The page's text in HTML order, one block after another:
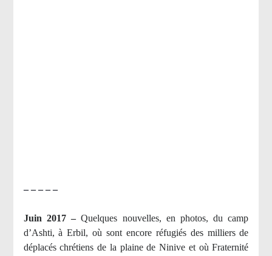
– – – – –
Juin 2017 –Quelques nouvelles, en photos, du camp
d’Ashti, à Erbil, où sont encore réfugiés des milliers de
déplacés chrétiens de la plaine de Ninive et où Fraternité